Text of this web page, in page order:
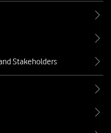
Stakeholders